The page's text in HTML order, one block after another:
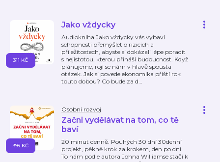
Jako vždycky
Audiokniha Jako vždycky vás vybaví
schopností přemýšlet o rizicích a
příležitostech, abyste si dokázali lépe poradit
s nejistotou, kterou přináší budoucnost. Když
plánujeme, rojí se nám v hlavě spousta
otázek. Jak si povede ekonomika příští rok
touto dobou? Co bude za d…
311 KČ
Osobní rozvoj
Začni vydělávat na tom, co tě
baví
20 minut denně. Pouhých 30 dní 30denní
projekt, pěkně krok za krokem, den po dni.
To nám podle autora Johna Williamse stačí k
399 KČ